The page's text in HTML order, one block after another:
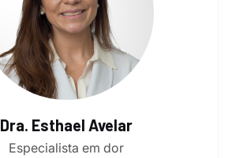
Dra. Esthael Avelar
Especialista em dor